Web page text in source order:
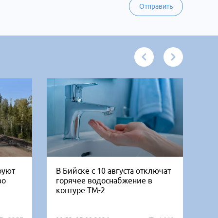
Отправить
В Бийске с 10 августа отключат
горячее водоснабжение в
контуре ТМ-2